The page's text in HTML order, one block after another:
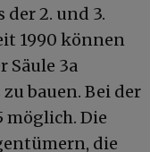
2. und 3.
1990 können
Säule 3a
bauen. Bei der
möglich. Die
die